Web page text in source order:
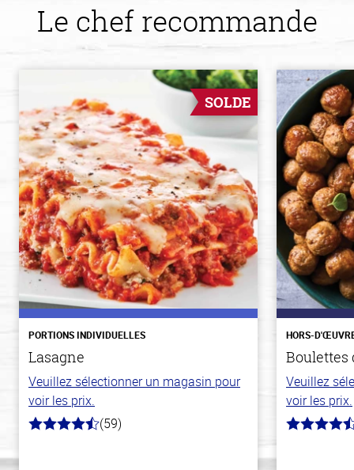
Le chef recommande
SOLDE
PORTIONS INDIVIDUELLES
Lasagne
Veuillez sélectionner un magasin pour
voir les prix.
4.3
(59)
HORS-
Boulettes
Veuillez
voir les prix.
4.6